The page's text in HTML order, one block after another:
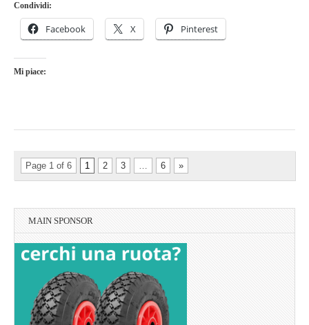
Condividi:
Facebook X Pinterest
Mi piace:
Page 1 of 6 1 2 3 … 6 »
MAIN SPONSOR